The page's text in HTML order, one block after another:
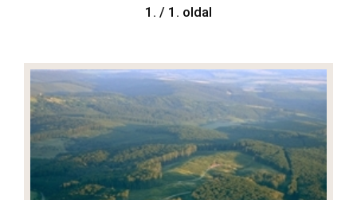
1. / 1. oldal